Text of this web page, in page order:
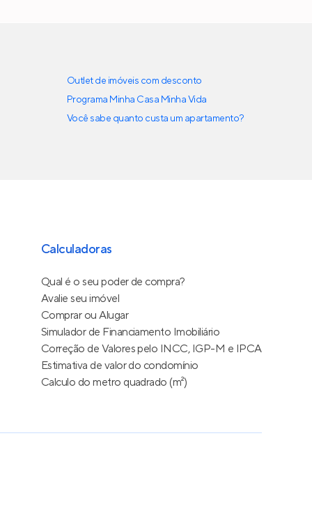
Outlet de imóveis com desconto
Programa Minha Casa Minha Vida
Você sabe quanto custa um apartamento?
Calculadoras
Qual é o seu poder de compra?
Avalie seu imóvel
Comprar ou Alugar
Simulador de Financiamento Imobiliário
Correção de Valores pelo INCC, IGP-M e IPCA
Estimativa de valor do condomínio
Calculo do metro quadrado (m²)